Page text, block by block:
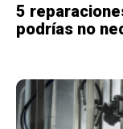
5
podrías no